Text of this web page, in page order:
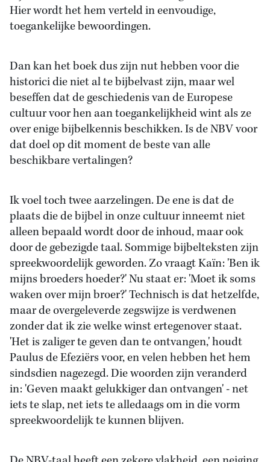
Hier wordt het hem verteld in eenvoudige,
toegankelijke bewoordingen.
Dan kan het boek dus zijn nut hebben voor die
historici die niet al te bijbelvast zijn, maar wel
beseffen dat de geschiedenis van de Europese
cultuur voor hen aan toegankelijkheid wint als ze
over enige bijbelkennis beschikken. Is de NBV voor
dat doel op dit moment de beste van alle
beschikbare vertalingen?
Ik voel toch twee aarzelingen. De ene is dat de
plaats die de bijbel in onze cultuur inneemt niet
alleen bepaald wordt door de inhoud, maar ook
door de gebezigde taal. Sommige bijbelteksten zijn
spreekwoordelijk geworden. Zo vraagt Kaïn: 'Ben ik
mijns broeders hoeder?' Nu staat er: 'Moet ik soms
waken over mijn broer?' Technisch is dat hetzelfde,
maar de overgeleverde zegswijze is verdwenen
zonder dat ik zie welke winst ertegenover staat.
'Het is zaliger te geven dan te ontvangen,' houdt
Paulus de Efeziërs voor, en velen hebben het hem
sindsdien nagezegd. Die woorden zijn veranderd
in: 'Geven maakt gelukkiger dan ontvangen' - net
iets te slap, net iets te alledaags om in die vorm
spreekwoordelijk te kunnen blijven.